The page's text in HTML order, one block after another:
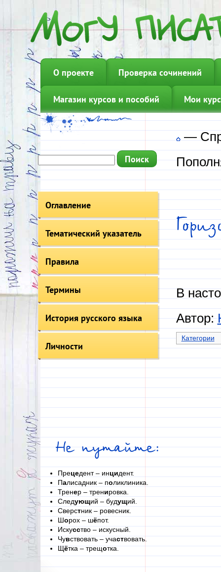
О проекте Проверка сочинений
Магазин курсов и пособий Мои
Оглавление
Тематический указатель
Правила
Термины
История русского языка
Личности
Не путайте:
Прецедент – инцидент.
Палисадник – поликлиника.
Тренер – тренировка.
Следующий – будущий.
Сверстник – ровесник.
Шорох – шёпот.
Искусство – искусный.
Чувствовать – участвовать.
Щётка – трещотка.
—
В
Автор:
Категории